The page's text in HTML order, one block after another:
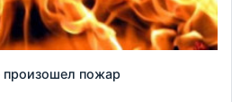
произошел пожар